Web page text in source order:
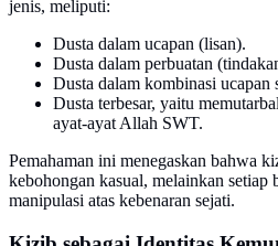
jenis, meliputi:
Dusta dalam ucapan (lisan).
Dusta dalam perbuatan
Dusta dalam kombinasi ucapan
Dusta terbesar, yaitu
ayat-ayat Allah SWT.
Pemahaman ini menegaskan bahwa
kebohongan kasual, melainkan setiap
manipulasi atas kebenaran sejati.